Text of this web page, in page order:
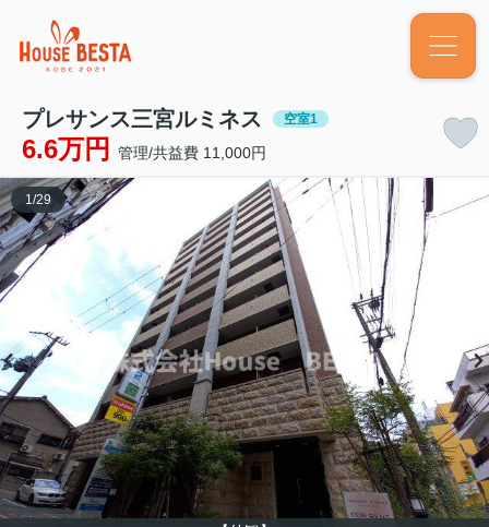
プレサンス三宮ルミネス 空室1
6.6万円 管理/共益費 11,000円
1 /29